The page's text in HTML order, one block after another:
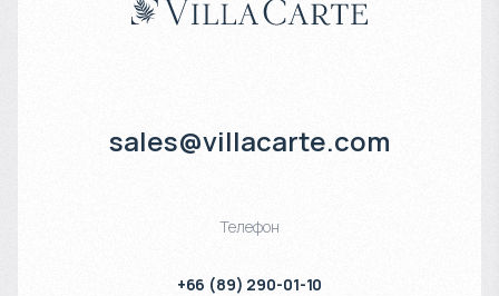
sales@villacarte.com
Телефон
+66 (89) 290-01-10